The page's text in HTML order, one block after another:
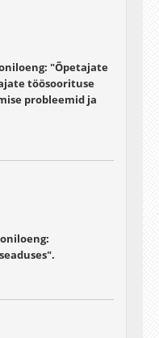
"Õpetajate
töösoorituse
probleemid ja